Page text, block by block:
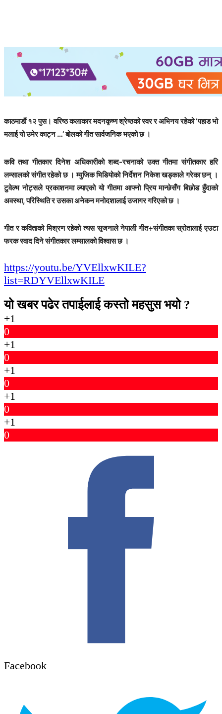
काठमाडौं १२ पुस। वरिष्ठ कलाकार मदनकृष्ण श्रेष्ठको स्वर र अभिनय रहेको ‘पहाड भो
मलाई यो उमेर काट्न …’ बोलको गीत सार्वजनिक भएको छ ।
कवि तथा गीतकार दिनेश अधिकारीको शब्द-रचनाको उक्त गीतमा संगीतकार हरि
लम्सालको संगीत रहेको छ । म्युजिक भिडियोको निर्देशन निकेश खड्काले गरेका छन् ।
टुवेल्भ नोट्सले प्रकाशनमा ल्याएको यो गीतमा आफ्नो प्रिय मान्छेसँग बिछोड हुँदाको
अवस्था, परिस्थिति र उसका अनेकन मनोदशालाई उजागर गरिएको छ ।
गीत र कविताको मिश्रण रहेको त्यस सृजनाले नेपाली गीत÷संगीतका स्रोतालाई एउटा
फरक स्वाद दिने संगीतकार लम्सालको विश्वास छ ।
https://youtu.be/YVEllxwKILE?
list=RDYVEllxwKILE
यो खबर पढेर तपाईलाई कस्तो महसुस भयो ?
+1
0
+1
0
+1
0
+1
0
+1
0
Facebook